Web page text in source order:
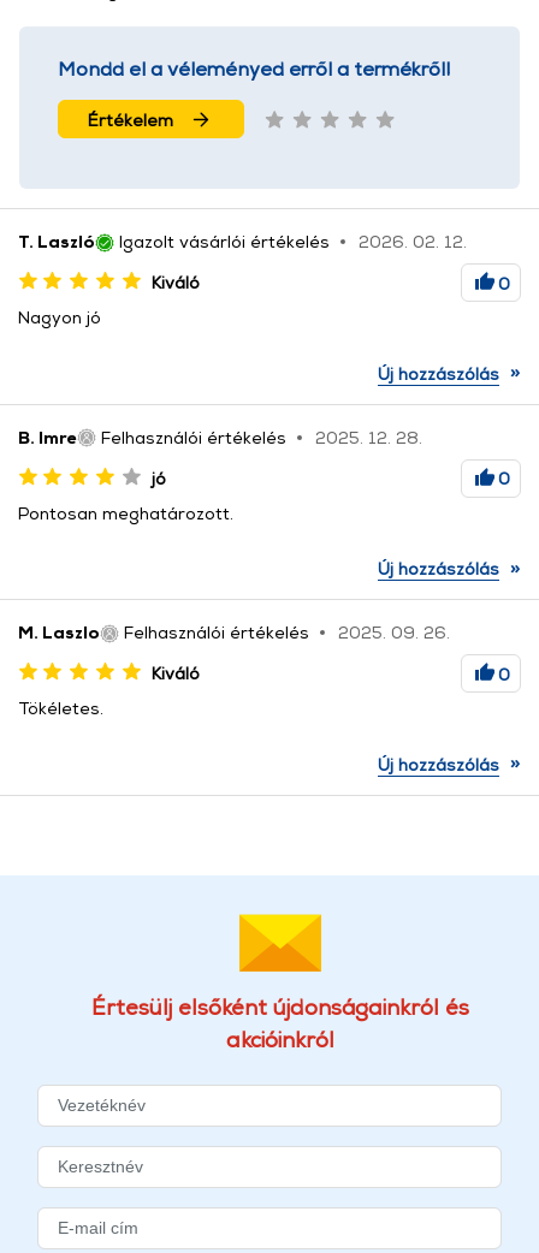
Mondd el a véleményed erről a termékről!
Értékelem
T. Laszló Igazolt vásárlói értékelés
2026. 02. 12.
Kiváló
0
Nagyon jó
Új hozzászólás »
B. Imre Felhasználói értékelés
2025. 12. 28.
jó
0
Pontosan meghatározott.
Új hozzászólás »
M. Laszlo Felhasználói értékelés
2025. 09. 26.
Kiváló
0
Tökéletes.
Új hozzászólás »
Értesülj elsőként újdonságainkról és
akcióinkról